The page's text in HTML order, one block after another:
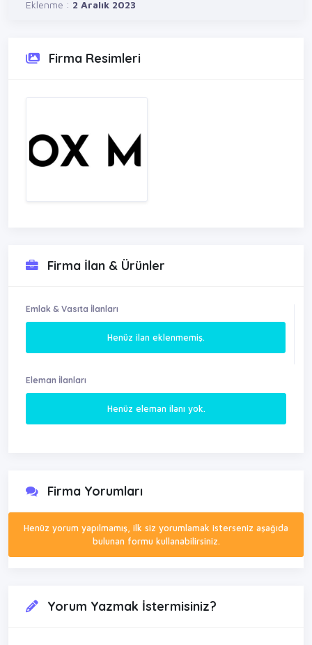
Eklenme : 2 Aralık 2023
Firma Resimleri
Firma İlan & Ürünler
Emlak & Vasıta İlanları
Henüz ilan eklenmemiş.
Eleman İlanları
Henüz eleman ilanı yok.
Firma Yorumları
Henüz yorum yapılmamış, ilk siz yorumlamak isterseniz aşağıda
bulunan formu kullanabilirsiniz.
Yorum Yazmak İstermisiniz?